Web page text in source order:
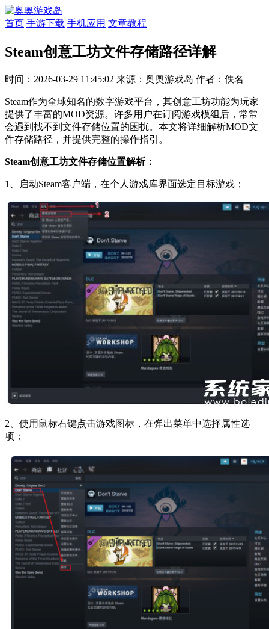
首页 手游下载 手机应用 文章教程
Steam创意工坊文件存储路径详解
时间：2026-03-29 11:45:02 来源：奥奥游戏岛 作者：佚名
Steam作为全球知名的数字游戏平台，其创意工坊功能为玩家
提供了丰富的MOD资源。许多用户在订阅游戏模组后，常常
会遇到找不到文件存储位置的困扰。本文将详细解析MOD文
件存储路径，并提供完整的操作指引。
Steam创意工坊文件存储位置解析：
1、启动Steam客户端，在个人游戏库界面选定目标游戏；
2、使用鼠标右键点击游戏图标，在弹出菜单中选择属性选
项；